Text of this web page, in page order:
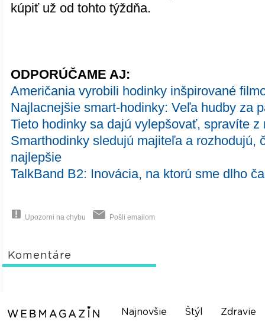
kúpiť už od tohto týždňa.
ODPORÚČAME AJ:
Američania vyrobili hodinky inšpirované
Najlacnejšie smart-hodinky: Veľa hudby za
Tieto hodinky sa dajú vylepšovať, spravíte z
Smarthodinky sledujú majiteľa a rozhodujú,
najlepšie
TalkBand B2: Inovácia, na ktorú sme dlho
Upozorni na chybu Pošli emailom
Komentáre
Najnovšie Štýl Zdravie